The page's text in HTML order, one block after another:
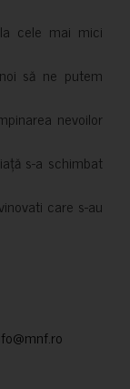
cele mai mici
să ne putem
nevoilor
s-a schimbat
care s-au